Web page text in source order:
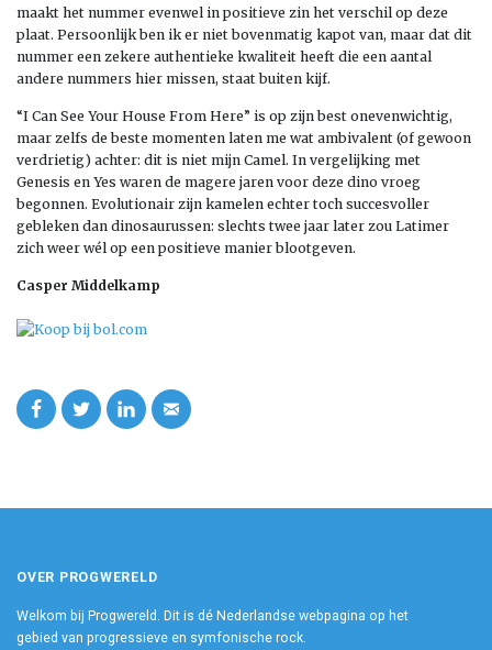
maakt het nummer evenwel in positieve zin het verschil op deze
plaat. Persoonlijk ben ik er niet bovenmatig kapot van, maar dat dit
nummer een zekere authentieke kwaliteit heeft die een aantal
andere nummers hier missen, staat buiten kijf.
“I Can See Your House From Here” is op zijn best onevenwichtig,
maar zelfs de beste momenten laten me wat ambivalent (of gewoon
verdrietig) achter: dit is niet mijn Camel. In vergelijking met
Genesis en Yes waren de magere jaren voor deze dino vroeg
begonnen. Evolutionair zijn kamelen echter toch succesvoller
gebleken dan dinosaurussen: slechts twee jaar later zou Latimer
zich weer wél op een positieve manier blootgeven.
Casper Middelkamp
OVER PROGWERELD
Welkom bij Progwereld. Dit is dé Nederlandse webpagina op het
gebied van progressieve en symfonische rock.